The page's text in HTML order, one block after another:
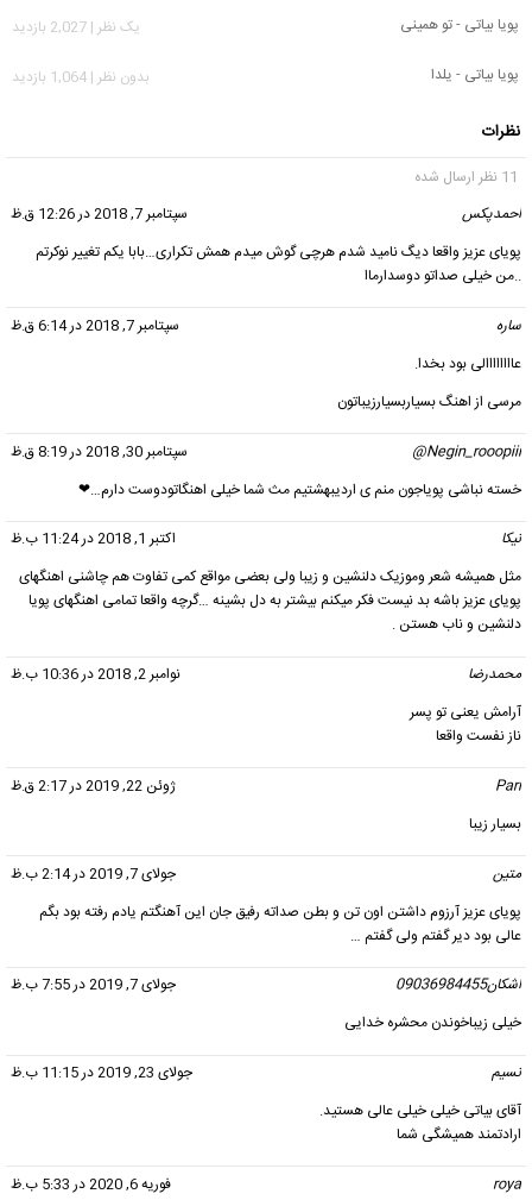
پویا بیاتی - تو همینی
يک نظر | 2,027 بازدید
پویا بیاتی - یلدا
بدون نظر | 1,064 بازدید
نظرات
11 نظر ارسال شده
احمدپکس
سپتامبر 7, 2018 در 12:26 ق.ظ
پویای عزیز واقعا دیگ نامید شدم هرچی گوش میدم همش تکراری…بابا یکم تغییر نوکرتم
..من خیلی صداتو دوسدارماا
ساره
سپتامبر 7, 2018 در 6:14 ق.ظ
عاااااااالی بود بخدا.
مرسی از اهنگ بسیاربسیارزیباتون
Negin_rooopiii@
سپتامبر 30, 2018 در 8:19 ق.ظ
خسته نباشی پویاجون منم ی اردیبهشتیم مث شما خیلی اهنگاتودوست دارم…❤
نیکا
اکتبر 1, 2018 در 11:24 ب.ظ
مثل همیشه شعر وموزیک دلنشین و زیبا ولی بعضی مواقع کمی تفاوت هم چاشنی اهنگهای
پویای عزیز باشه بد نیست فکر میکنم بیشتر به دل بشینه …گرچه واقعا تمامی اهنگهای پویا
دلنشین و ناب هستن .
محمدرضا
نوامبر 2, 2018 در 10:36 ب.ظ
آرامش یعنی تو پسر
ناز نفست واقعا
Pari
ژوئن 22, 2019 در 2:17 ق.ظ
بسیار زیبا
متین
جولای 7, 2019 در 2:14 ب.ظ
پویای عزیز آرزوم داشتن اون تن و بطن صداته رفیق جان این آهنگتم یادم رفته بود بگم
عالی بود دیر گفتم ولی گفتم …
اشکان09036984455
جولای 7, 2019 در 7:55 ب.ظ
خیلی زیباخوندن محشره خدایی
نسیم
جولای 23, 2019 در 11:15 ب.ظ
آقای بیاتی خیلی خیلی عالی هستید.
ارادتمند همیشگی شما
roya
فوریه 6, 2020 در 5:33 ب.ظ